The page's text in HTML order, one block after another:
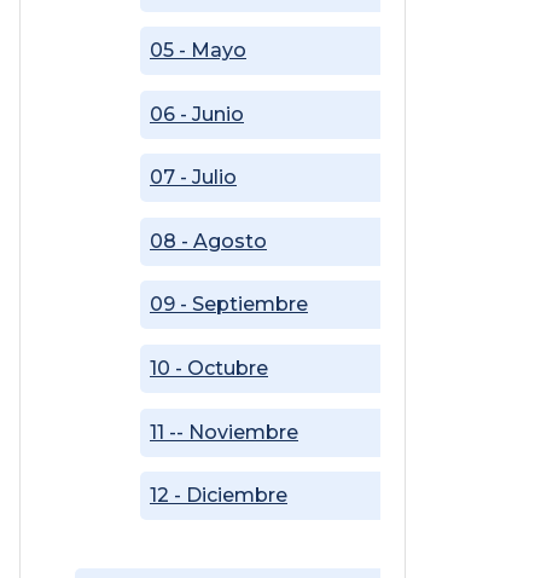
05 - Mayo
06 - Junio
07 - Julio
08 - Agosto
09 - Septiembre
10 - Octubre
11 -- Noviembre
12 - Diciembre